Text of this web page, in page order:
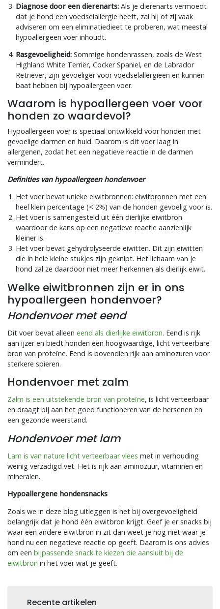
Diagnose door een dierenarts: Als je dierenarts vermoedt
dat je hond een voedselallergie heeft, zal hij of zij vaak
adviseren om een eliminatiedieet te proberen, wat meestal
hypoallergeen voer inhoudt.
Rasgevoeligheid: Sommige hondenrassen, zoals de West
Highland White Terriër, Cocker Spaniel, en de Labrador
Retriever, zijn gevoeliger voor voedselallergieën en kunnen
baat hebben bij hypoallergeen voer.
Waarom is hypoallergeen voer voor
honden zo waardevol?
Hypoallergeen voer is speciaal ontwikkeld voor honden met
gevoelige darmen en huid. Daarom is dit voer laag in
allergenen, zodat het een negatieve reactie in de darmen
vermindert.
Definities van hypoallergeen hondenvoer
Het voer bevat unieke eiwitbronnen: eiwitbronnen met een
heel klein percentage (< 2%) van de honden gevoelig voor is.
Het voer is samengesteld uit één dierlijke eiwitbron
waardoor de kans op een negatieve reactie aanzienlijk
kleiner is.
Het voer bevat gehydrolyseerde eiwitten. Dit zijn eiwitten
die in hele kleine stukjes zijn geknipt. Het lichaam van je
hond zal ze daardoor niet meer herkennen als dierlijk eiwit.
Welke eiwitbronnen zijn er in ons
hypoallergeen hondenvoer?
Hondenvoer met eend
Dit voer bevat alleen eend als dierlijke eiwitbron. Eend is rijk
aan ijzer en biedt honden een hoogwaardige, licht verteerbare
bron van proteïne. Eend is bovendien rijk aan aminozuren voor
sterkere spieren.
Hondenvoer met zalm
Zalm is een uitstekende bron van proteïne, is licht verteerbaar
en draagt bij aan het goed functioneren van de hersenen en
een gezonde weerstand.
Hondenvoer met lam
Lam is van nature licht verteerbaar vlees met in verhouding
weinig verzadigd vet. Het is rijk aan aminozuur, vitaminen en
mineralen.
Hypoallergene hondensnacks
Zoals we in deze blog uitleggen is het bij overgevoeligheid
belangrijk dat je hond één eiwitbron krijgt. Geef je er snacks bij
waar een andere eiwitbron in zit dan weet je nog niet waar je
hond nu een negatieve reactie op geeft. Daarom is ons advies
om een bijpassende snack te kiezen die aansluit bij de
eiwitbron in het voer wat je geeft.
Recente artikelen